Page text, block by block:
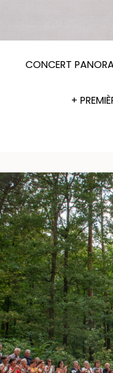
CONCERT
+